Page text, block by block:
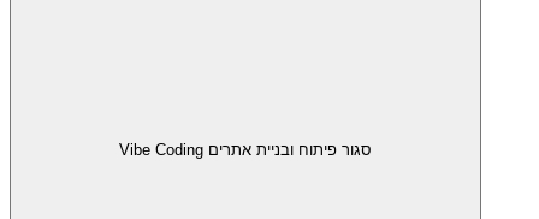
סגור פיתוח ובניית אתרים Vibe Coding